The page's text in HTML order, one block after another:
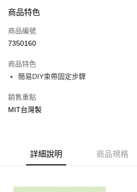
街口支付
悠遊付
運送方式
每筆NT$150，滿NT$1,000(含以上)免運費
商品特色
商品編號
7350160
商品特色
簡易DIY束帶固定步驟
銷售重點
MIT台灣製
詳細說明 商品規格